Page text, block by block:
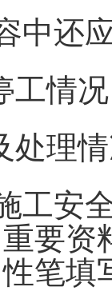
中还
情况
理
工安
要资
笔填